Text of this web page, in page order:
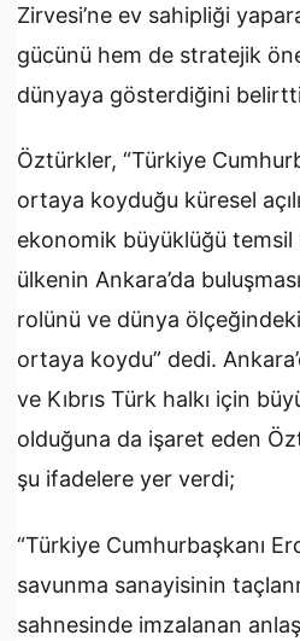
Zirvesi’ne ev sahipliği
gücünü hem de stratejik
dünyaya gösterdiğini
Öztürkler, “Türkiye
ortaya koyduğu küresel
ekonomik büyüklüğü temsil
ülkenin Ankara’da
rolünü ve dünya ölçeğindeki
ortaya koydu” dedi.
ve Kıbrıs Türk halkı için
olduğuna da işaret eden
şu ifadelere yer verdi;
“Türkiye Cumhurbaşkanı
savunma sanayisinin
sahnesinde imzalanan